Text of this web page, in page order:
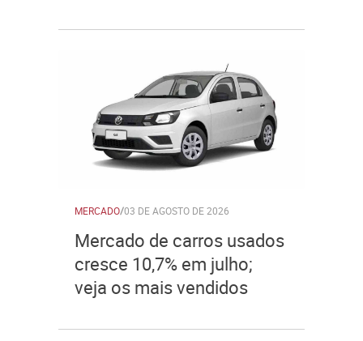
MERCADO/03 DE AGOSTO DE 2026
Mercado de carros usados
cresce 10,7% em julho;
veja os mais vendidos